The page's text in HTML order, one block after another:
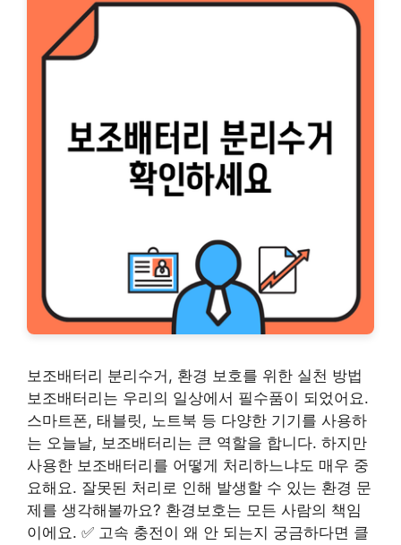
보조배터리 분리수거, 환경 보호를 위한 실천 방법
보조배터리는 우리의 일상에서 필수품이 되었어요.
스마트폰, 태블릿, 노트북 등 다양한 기기를 사용하
는 오늘날, 보조배터리는 큰 역할을 합니다. 하지만
사용한 보조배터리를 어떻게 처리하느냐도 매우 중
요해요. 잘못된 처리로 인해 발생할 수 있는 환경 문
제를 생각해볼까요? 환경보호는 모든 사람의 책임
이에요. ✅ 고속 충전이 왜 안 되는지 궁금하다면 클